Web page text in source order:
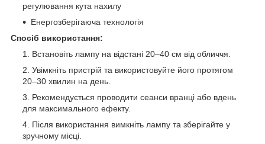
регулювання кута нахилу
Енергозберігаюча технологія
Спосіб використання:
Встановіть лампу на відстані 20–40 см від обличчя.
Увімкніть пристрій та використовуйте його протягом
20–30 хвилин на день.
Рекомендується проводити сеанси вранці або вдень
для максимального ефекту.
Після використання вимкніть лампу та зберігайте у
зручному місці.